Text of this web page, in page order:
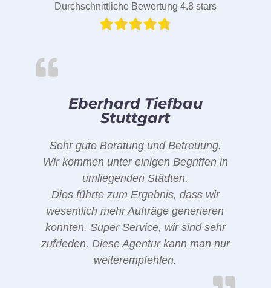
Durchschnittliche Bewertung 4.8 stars
Eberhard Tiefbau
Stuttgart
Sehr gute Beratung und Betreuung.
Wir kommen unter einigen Begriffen in
umliegenden Städten.
Dies führte zum Ergebnis, dass wir
wesentlich mehr Aufträge generieren
konnten. Super Service, wir sind sehr
zufrieden. Diese Agentur kann man nur
weiterempfehlen.